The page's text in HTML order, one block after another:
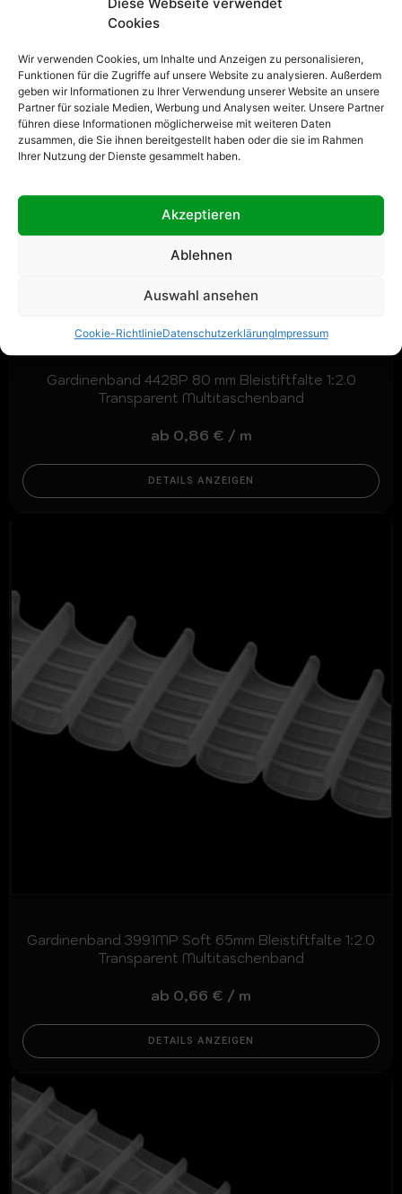
Cookies
Wir verwenden Cookies, um Inhalte und Anzeigen zu personalisieren,
Funktionen für die Zugriffe auf unsere Website zu analysieren. Außerdem
geben wir Informationen zu Ihrer Verwendung unserer Website an unsere
Partner für soziale Medien, Werbung und Analysen weiter. Unsere Partner
führen diese Informationen möglicherweise mit weiteren Daten
zusammen, die Sie ihnen bereitgestellt haben oder die sie im Rahmen
Ihrer Nutzung der Dienste gesammelt haben.
Akzeptieren
Ablehnen
Auswahl ansehen
Cookie-RichtlinieDatenschutzerklärungImpressum
Gardinenband 4428P 80 mm Bleistiftfalte 1:2.0
Transparent Multitaschenband
ab 0,86 € / m
DETAILS ANZEIGEN
Gardinenband 3991MP Soft 65mm Bleistiftfalte 1:2.0
Transparent Multitaschenband
ab 0,66 € / m
DETAILS ANZEIGEN